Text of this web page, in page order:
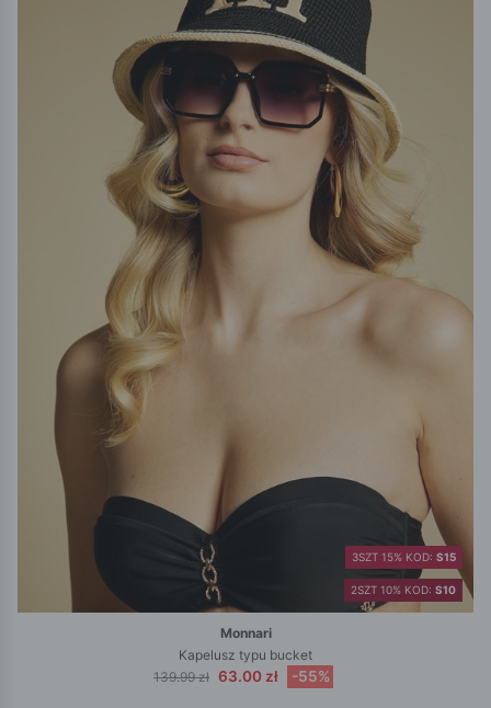
2SZT 10% KOD: S10
3SZT 15% KOD: S15
Monnari
Kapelusz typu bucket
139.99 zł 63.00 zł -55%